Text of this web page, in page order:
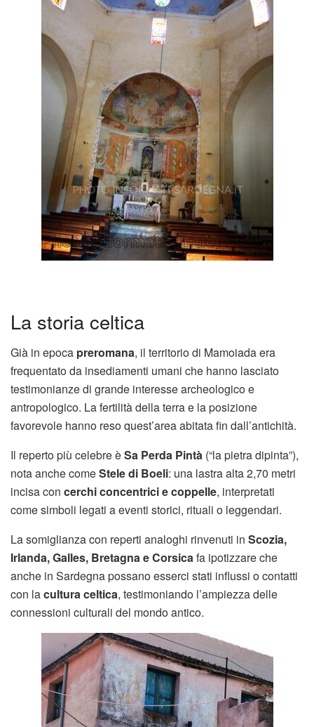
La storia celtica
Già in epoca preromana, il territorio di Mamoiada era
frequentato da insediamenti umani che hanno lasciato
testimonianze di grande interesse archeologico e
antropologico. La fertilità della terra e la posizione
favorevole hanno reso quest’area abitata fin dall’antichità.
Il reperto più celebre èSa Perda Pintà (“la pietra dipinta”),
nota anche comeStele di Boeli: una lastra alta 2,70 metri
incisa con cerchi concentrici e coppelle, interpretati
come simboli legati a eventi storici, rituali o leggendari.
La somiglianza con reperti analoghi rinvenuti in Scozia,
Irlanda, Galles, Bretagna e Corsicafa ipotizzare che
anche in Sardegna possano esserci stati influssi o contatti
con lacultura celtica, testimoniando l’ampiezza delle
connessioni culturali del mondo antico.